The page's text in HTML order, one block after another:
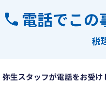
電話でこの
税
弥生スタッフが電話をお受け